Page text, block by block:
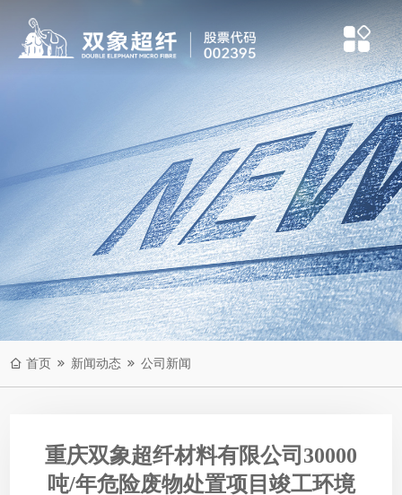
首页 新闻动态 公司新闻
重庆双象超纤材料有限公司30000
吨/年危险废物处置项目竣工环境